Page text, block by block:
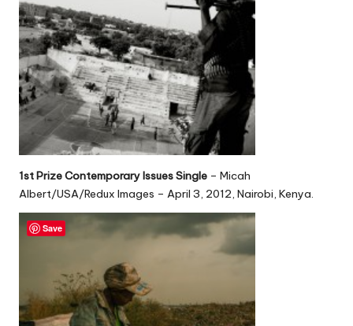
1st Prize Contemporary Issues Single – Micah
Albert/USA/Redux Images – April 3, 2012, Nairobi, Kenya.
Save